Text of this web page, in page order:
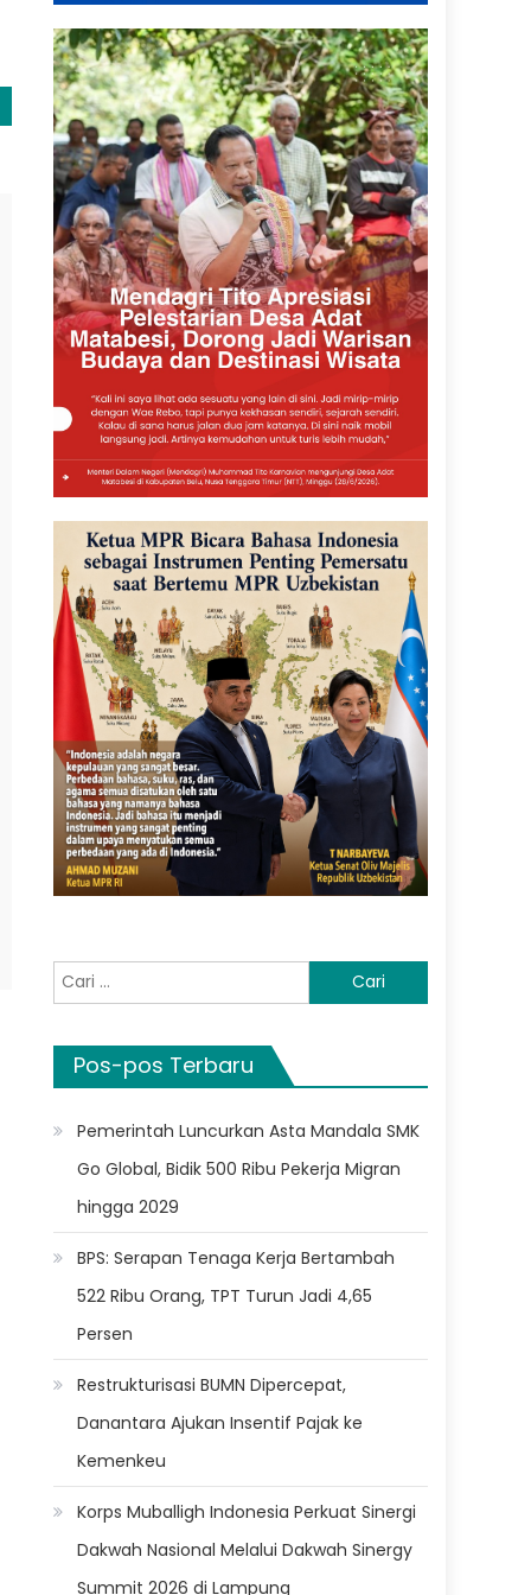
Cari
untuk:
Pos-pos Terbaru
Pemerintah Luncurkan Asta Mandala SMK
Go Global, Bidik 500 Ribu Pekerja Migran
hingga 2029
BPS: Serapan Tenaga Kerja Bertambah
522 Ribu Orang, TPT Turun Jadi 4,65
Persen
Restrukturisasi BUMN Dipercepat,
Danantara Ajukan Insentif Pajak ke
Kemenkeu
Korps Muballigh Indonesia Perkuat Sinergi
Dakwah Nasional Melalui Dakwah Sinergy
Summit 2026 di Lampung